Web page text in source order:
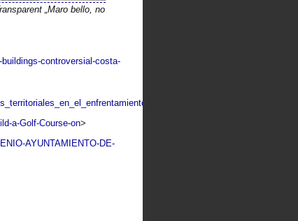
„Maro bello, no
controversial-costa-
a-Golf-Course-on>
AYUNTAMIENTO-DE-